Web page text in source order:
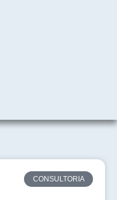
CONSULTORIA